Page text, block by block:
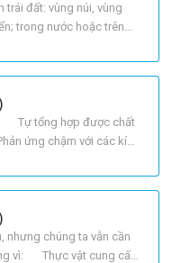
trái đất: vùng núi, vùng
trong nước hoặc trên
Số lượng loài và cá
Tự tổng hợp được chất
ứng chậm với các kích
nhưng chúng ta vẫn cần
vì: Thực vật cung cấp